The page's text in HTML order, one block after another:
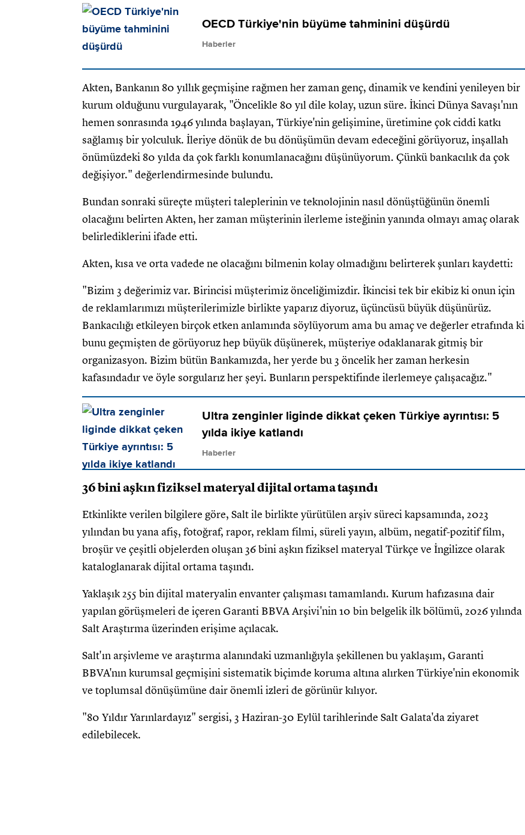
OECD Türkiye'nin büyüme tahminini düşürdü
Haberler
Akten, Bankanın 80 yıllık geçmişine rağmen her zaman genç, dinamik ve kendini yenileyen bir
kurum olduğunu vurgulayarak, "Öncelikle 80 yıl dile kolay, uzun süre. İkinci Dünya Savaşı'nın
hemen sonrasında 1946 yılında başlayan, Türkiye'nin gelişimine, üretimine çok ciddi katkı
sağlamış bir yolculuk. İleriye dönük de bu dönüşümün devam edeceğini görüyoruz, inşallah
önümüzdeki 80 yılda da çok farklı konumlanacağını düşünüyorum. Çünkü bankacılık da çok
değişiyor." değerlendirmesinde bulundu.
Bundan sonraki süreçte müşteri taleplerinin ve teknolojinin nasıl dönüştüğünün önemli
olacağını belirten Akten, her zaman müşterinin ilerleme isteğinin yanında olmayı amaç olarak
belirlediklerini ifade etti.
Akten, kısa ve orta vadede ne olacağını bilmenin kolay olmadığını belirterek şunları kaydetti:
"Bizim 3 değerimiz var. Birincisi müşterimiz önceliğimizdir. İkincisi tek bir ekibiz ki onun için
de reklamlarımızı müşterilerimizle birlikte yaparız diyoruz, üçüncüsü büyük düşünürüz.
Bankacılığı etkileyen birçok etken anlamında söylüyorum ama bu amaç ve değerler etrafında ki
bunu geçmişten de görüyoruz hep büyük düşünerek, müşteriye odaklanarak gitmiş bir
organizasyon. Bizim bütün Bankamızda, her yerde bu 3 öncelik her zaman herkesin
kafasındadır ve öyle sorgularız her şeyi. Bunların perspektifinde ilerlemeye çalışacağız."
Ultra zenginler liginde dikkat çeken Türkiye ayrıntısı: 5
yılda ikiye katlandı
Haberler
36 bini aşkın fiziksel materyal dijital ortama taşındı
Etkinlikte verilen bilgilere göre, Salt ile birlikte yürütülen arşiv süreci kapsamında, 2023
yılından bu yana afiş, fotoğraf, rapor, reklam filmi, süreli yayın, albüm, negatif-pozitif film,
broşür ve çeşitli objelerden oluşan 36 bini aşkın fiziksel materyal Türkçe ve İngilizce olarak
kataloglanarak dijital ortama taşındı.
Yaklaşık 255 bin dijital materyalin envanter çalışması tamamlandı. Kurum hafızasına dair
yapılan görüşmeleri de içeren Garanti BBVA Arşivi'nin 10 bin belgelik ilk bölümü, 2026 yılında
Salt Araştırma üzerinden erişime açılacak.
Salt'ın arşivleme ve araştırma alanındaki uzmanlığıyla şekillenen bu yaklaşım, Garanti
BBVA'nın kurumsal geçmişini sistematik biçimde koruma altına alırken Türkiye'nin ekonomik
ve toplumsal dönüşümüne dair önemli izleri de görünür kılıyor.
"80 Yıldır Yarınlardayız" sergisi, 3 Haziran-30 Eylül tarihlerinde Salt Galata'da ziyaret
edilebilecek.